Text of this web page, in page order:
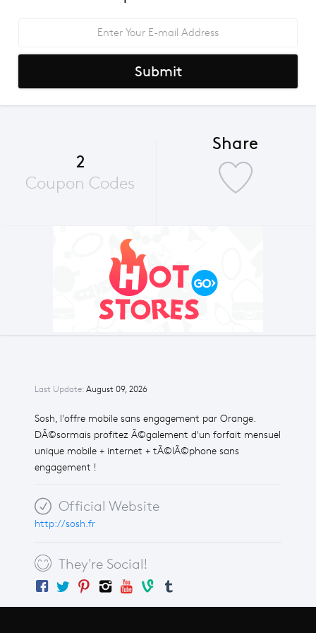
Last Update: August 09, 2026
Sosh, l'offre mobile sans engagement par Orange.
DÃ©sormais profitez Ã©galement d'un forfait mensuel
unique mobile + internet + tÃ©lÃ©phone sans
engagement !
Official Website
http://sosh.fr
They're Social!
Submit
2
Coupon Codes
Share